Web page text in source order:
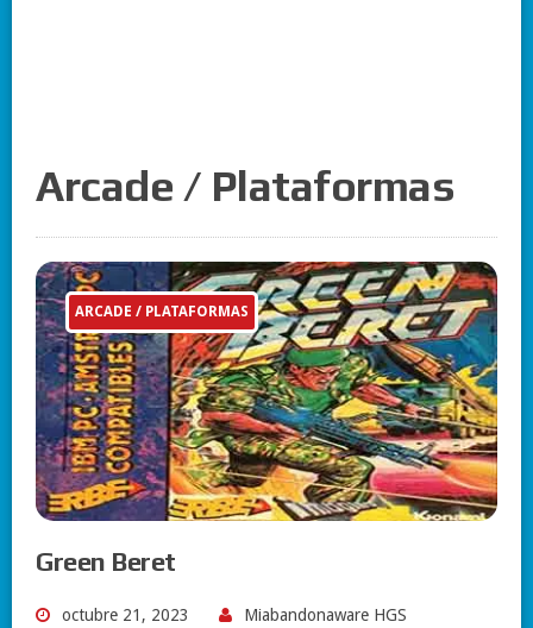
Arcade / Plataformas
ARCADE / PLATAFORMAS
Green Beret
octubre 21, 2023 Miabandonaware HGS